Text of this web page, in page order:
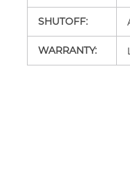
SHUTOFF:
WARRANTY: